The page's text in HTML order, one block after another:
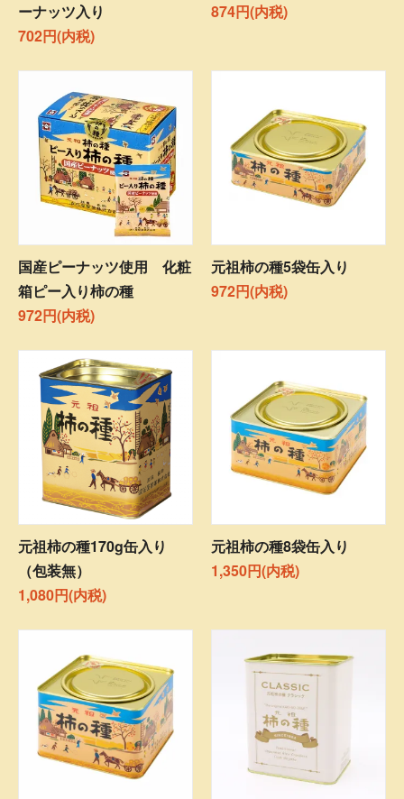
ーナッツ入り
702円(内税)
874円(内税)
国産ピーナッツ使用 化粧
箱ピー入り柿の種
972円(内税)
元祖柿の種5袋缶入り
972円(内税)
元祖柿の種170g缶入り
（包装無）
1,080円(内税)
元祖柿の種8袋缶入り
1,350円(内税)